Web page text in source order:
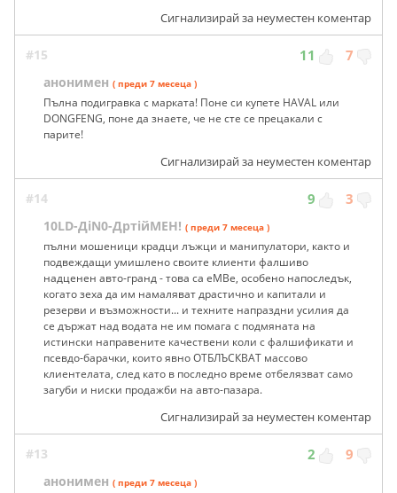
Сигнализирай за неуместен коментар
#15 11 7
анонимен ( преди 7 месеца )
Пълна подигравка с марката! Поне си купете HAVAL или
DONGFENG, поне да знаете, че не сте се прецакали с
парите!
Сигнализирай за неуместен коментар
#14 9 3
10LD-ДiN0-ДртiйМЕН! ( преди 7 месеца )
пълни мошеници крадци лъжци и манипулатори, както и
подвеждащи умишлено своите клиенти фалшиво
надценен авто-гранд - това са еMBе, особено напоследък,
когато зеха да им намаляват драстично и капитали и
резерви и възможности... и техните напраздни усилия да
се държат над водата не им помага с подмяната на
истински направените качествени коли с фалшификати и
псевдо-барачки, които явно ОТБЛЪСКВАТ массово
клиентелата, след като в последно време отбелязват само
загуби и ниски продажби на авто-пазара.
Сигнализирай за неуместен коментар
#13 2 9
анонимен ( преди 7 месеца )